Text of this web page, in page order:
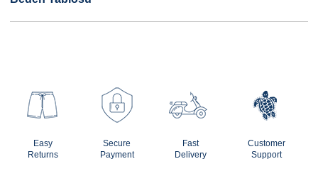
Easy
Returns
Secure
Payment
Fast
Delivery
Customer
Support